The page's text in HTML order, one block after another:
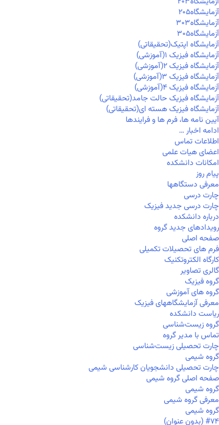
آزمايشگاه۲۰۵
آزمايشگاه۳۰۳
آزمايشگاه۳۰۵
آزمایشگاه اپتیک(تحقیقاتی)
آزمایشگاه فیزیک ۱(آموزشی)
آزمایشگاه فیزیک ۲(آموزشی)
آزمایشگاه فیزیک ۳(آموزشی)
آزمایشگاه فیزیک ۴(آموزشی)
آزمایشگاه فیزیک حالت جامد(تحقیقاتی)
آزمایشگاه فیزیک هسته ای(تحقیقاتی)
آیین نامه ها، فرم ها و فرایندها
ادامه اخبار …
اطلاعات تماس
اعضای هیات علمی
امکانات دانشکده
پیام روز
معرفی دستگاهها
چارت درسی
چارت درسی جدید فیزیک
درباره دانشکده
رویدادهای جدید گروه
صفحه اصلی
فرم های تحصیلات تکمیلی
کارگاه الکتروتکنیک
گالری تصاویر
گروه فیزیک
گروه های آموزشی
معرفی آزمایشگاههای فیزیک
ریاست دانشکده
گروه زیست‌شناسی
تماس با مدیر گروه
چارت تحصیلی زیست‌شناسی
گروه شیمی
چارت تحصیلی دانشجویان کارشناسی شیمی
صفحه اصلی گروه شیمی
گروه شیمی
معرفی گروه شیمی
گروه شیمی
#۷۴ (بدون عنوان)